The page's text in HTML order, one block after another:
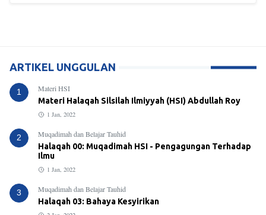
ARTIKEL UNGGULAN
1
Materi HSI
Materi Halaqah Silsilah Ilmiyyah (HSI) Abdullah Roy
1 Jan, 2022
2
Muqadimah dan Belajar Tauhid
Halaqah 00: Muqadimah HSI - Pengagungan Terhadap
Ilmu
1 Jan, 2022
3
Muqadimah dan Belajar Tauhid
Halaqah 03: Bahaya Kesyirikan